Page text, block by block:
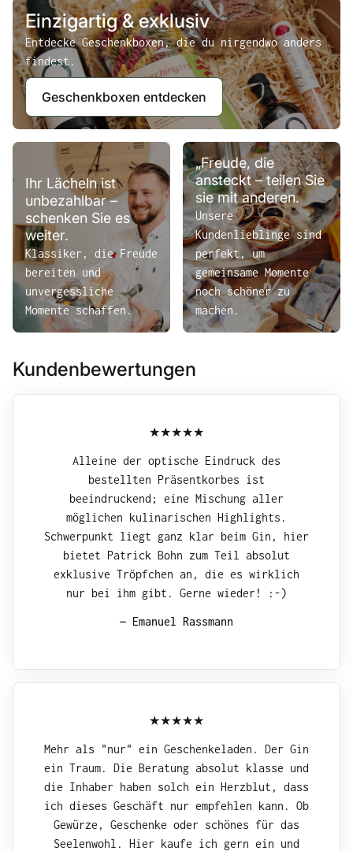
Einzigartig & exklusiv
Entdecke Geschenkboxen, die du nirgendwo anders
findest.
Geschenkboxen entdecken
Ihr Lächeln ist
unbezahlbar –
schenken Sie es
weiter.
Klassiker, die Freude
bereiten und
unvergessliche
Momente schaffen.
„Freude, die
ansteckt – teilen Sie
sie mit anderen.
Unsere
Kundenlieblinge sind
perfekt, um
gemeinsame Momente
noch schöner zu
machen.
Kundenbewertungen
Alleine der optische Eindruck des
bestellten Präsentkorbes ist
beeindruckend; eine Mischung aller
möglichen kulinarischen Highlights.
Schwerpunkt liegt ganz klar beim Gin, hier
bietet Patrick Bohn zum Teil absolut
exklusive Tröpfchen an, die es wirklich
nur bei ihm gibt. Gerne wieder! :-)
— Emanuel Rassmann
Mehr als "nur" ein Geschenkeladen. Der Gin
ein Traum. Die Beratung absolut klasse und
die Inhaber haben solch ein Herzblut, dass
ich dieses Geschäft nur empfehlen kann. Ob
Gewürze, Geschenke oder schönes für das
Seelenwohl. Hier kaufe ich gern ein und